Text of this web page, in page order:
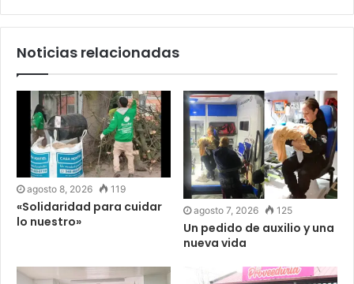
Noticias relacionadas
agosto 8, 2026 119
«Solidaridad para cuidar
lo nuestro»
agosto 7, 2026 125
Un pedido de auxilio y una
nueva vida